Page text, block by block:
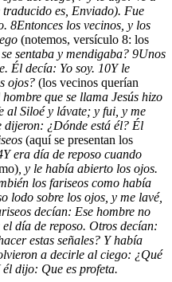
traducido es, Enviado). Fue
8Entonces los vecinos, y los
(notemos, versículo 8: los
sentaba y mendigaba? 9Unos
Él decía: Yo soy. 10Y le
ojos? (los vecinos querían
que se llama Jesús hizo
al Siloé y lávate; y fui, y me
dijeron: ¿Dónde está él? Él
(aquí se presentan los
Y era día de reposo cuando
, y le había abierto los ojos.
los fariseos como había
lodo sobre los ojos, y me lavé,
decían: Ese hombre no
día de reposo. Otros decían:
estas señales? Y había
a decirle al ciego: ¿Qué
dijo: Que es profeta.